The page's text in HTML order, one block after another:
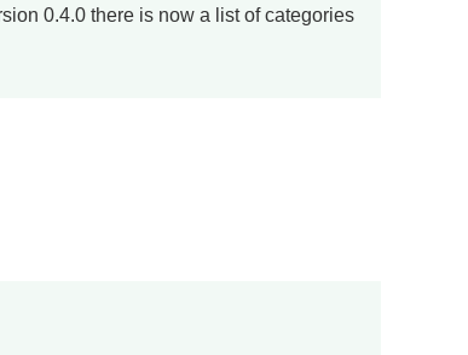
0.4.0 there is now a list of categories